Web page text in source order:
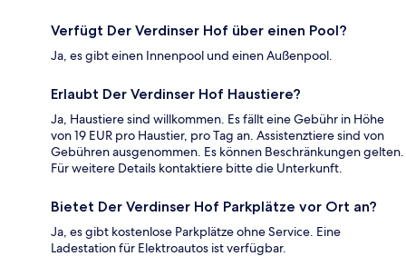
Verfügt Der Verdinser Hof über einen Pool?
Ja, es gibt einen Innenpool und einen Außenpool.
Erlaubt Der Verdinser Hof Haustiere?
Ja, Haustiere sind willkommen. Es fällt eine Gebühr in Höhe
von 19 EUR pro Haustier, pro Tag an. Assistenztiere sind von
Gebühren ausgenommen. Es können Beschränkungen gelten.
Für weitere Details kontaktiere bitte die Unterkunft.
Bietet Der Verdinser Hof Parkplätze vor Ort an?
Ja, es gibt kostenlose Parkplätze ohne Service. Eine
Ladestation für Elektroautos ist verfügbar.